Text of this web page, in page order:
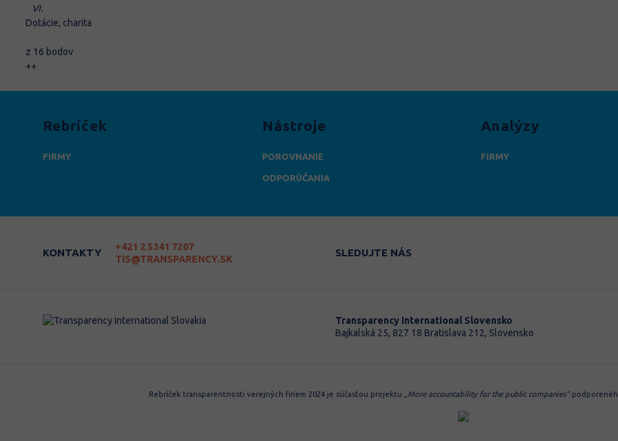
VI.
Dotácie, charita
z 16 bodov
++
Rebríček
FIRMY
Nástroje
POROVNANIE
ODPORÚČANIA
Analýzy
FIRMY
KONTAKTY
+421 2 5341 7207
TIS@TRANSPARENCY.SK
SLEDUJTE NÁS
Transparency International Slovensko
Bajkalská 25, 827 18 Bratislava 212, Slovensko
Rebríček transparentnosti verejných firiem 2024 je súčasťou projektu „More accountability for the public companies“